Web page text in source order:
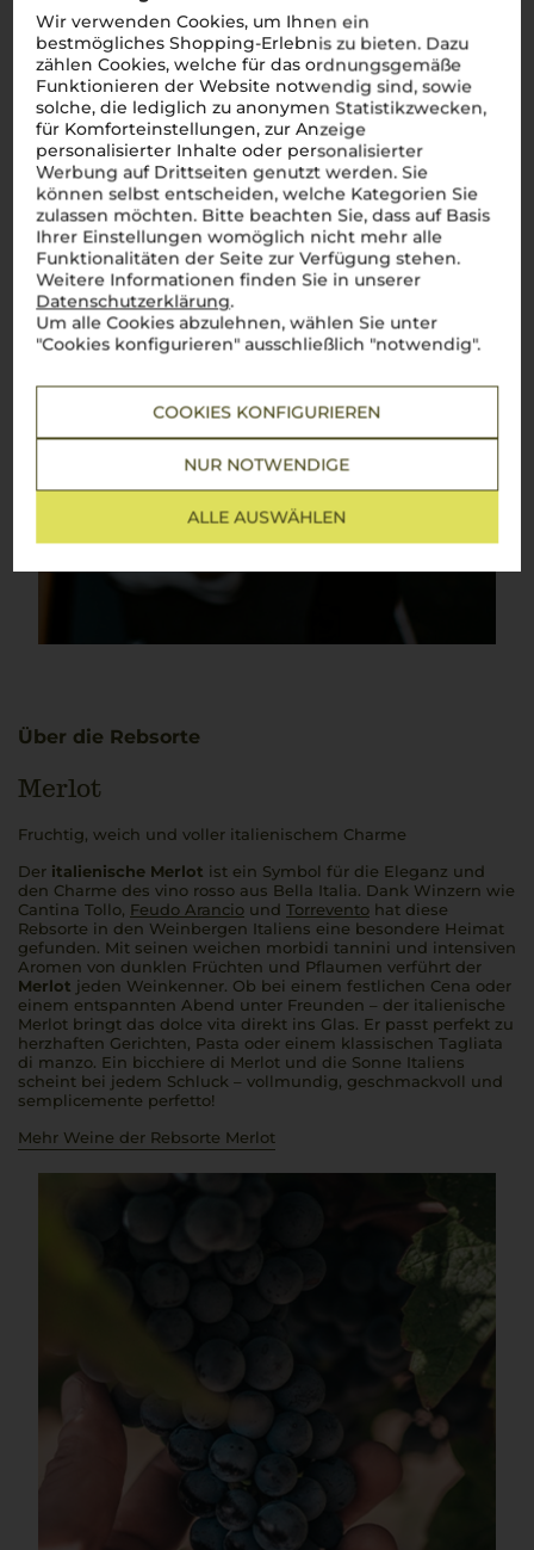
Wir verwenden Cookies, um Ihnen ein
bestmögliches Shopping-Erlebnis zu bieten. Dazu
zählen Cookies, welche für das ordnungsgemäße
Funktionieren der Website notwendig sind, sowie
solche, die lediglich zu anonymen Statistikzwecken,
für Komforteinstellungen, zur Anzeige
personalisierter Inhalte oder personalisierter
Werbung auf Drittseiten genutzt werden. Sie
können selbst entscheiden, welche Kategorien Sie
zulassen möchten. Bitte beachten Sie, dass auf Basis
Ihrer Einstellungen womöglich nicht mehr alle
Funktionalitäten der Seite zur Verfügung stehen.
Weitere Informationen finden Sie in unserer
Datenschutzerklärung.
Um alle Cookies abzulehnen, wählen Sie unter
"Cookies konfigurieren" ausschließlich "notwendig".
COOKIES KONFIGURIEREN
NUR NOTWENDIGE
ALLE AUSWÄHLEN
Mehr Weine aus Venetien
Über die Rebsorte
Merlot
Fruchtig, weich und voller italienischem Charme
Der italienische Merlot ist ein Symbol für die Eleganz und
den Charme des vino rosso aus Bella Italia. Dank Winzern wie
Cantina Tollo, Feudo Arancio und Torrevento hat diese
Rebsorte in den Weinbergen Italiens eine besondere Heimat
gefunden. Mit seinen weichen morbidi tannini und intensiven
Aromen von dunklen Früchten und Pflaumen verführt der
Merlot jeden Weinkenner. Ob bei einem festlichen Cena oder
einem entspannten Abend unter Freunden – der italienische
Merlot bringt das dolce vita direkt ins Glas. Er passt perfekt zu
herzhaften Gerichten, Pasta oder einem klassischen Tagliata
di manzo. Ein bicchiere di Merlot und die Sonne Italiens
scheint bei jedem Schluck – vollmundig, geschmackvoll und
semplicemente perfetto!
Mehr Weine der Rebsorte Merlot